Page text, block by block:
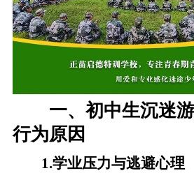
一、初中生沉迷
行为原因
1.学业压力与逃避心理